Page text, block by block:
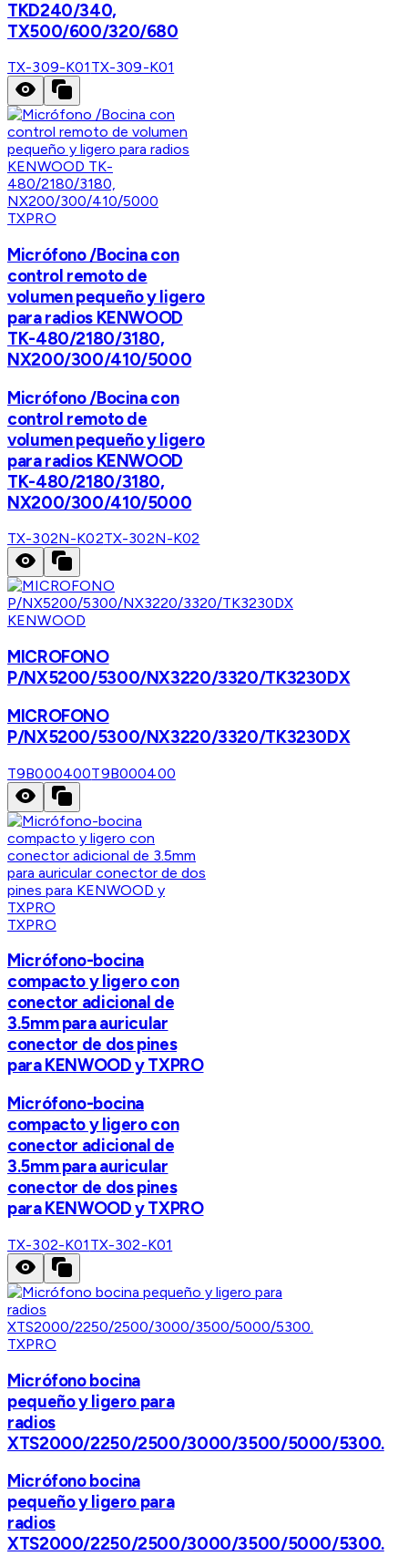
TKD240/340,
TX500/600/320/680
TX-309-K01 TX-309-K01
TXPRO
Micrófono /Bocina con
control remoto de
volumen pequeño y ligero
para radios KENWOOD
TK-480/2180/3180,
NX200/300/410/5000
Micrófono /Bocina con
control remoto de
volumen pequeño y ligero
para radios KENWOOD
TK-480/2180/3180,
NX200/300/410/5000
TX-302N-K02TX-302N-K02
KENWOOD
MICROFONO
P/NX5200/5300/NX3220/3320/TK3230DX
MICROFONO
P/NX5200/5300/NX3220/3320/TK3230DX
T9B000400T9B000400
TXPRO
Micrófono-bocina
compacto y ligero con
conector adicional de
3.5mm para auricular
conector de dos pines
para KENWOOD y TXPRO
Micrófono-bocina
compacto y ligero con
conector adicional de
3.5mm para auricular
conector de dos pines
para KENWOOD y TXPRO
TX-302-K01 TX-302-K01
TXPRO
Micrófono bocina
pequeño y ligero para
radios
XTS2000/2250/2500/3000/3500/5000/5300.
Micrófono bocina
pequeño y ligero para
radios
XTS2000/2250/2500/3000/3500/5000/5300.